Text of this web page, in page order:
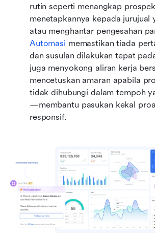
rutin seperti menangkap
menetapkannya kepada jurujual
Automasi memastikan tiada
dan susulan dilakukan tepat
juga menyokong aliran kerja
mencetuskan amaran apabila
tidak dihubungi dalam tempoh
—membantu pasukan kekal
responsif.